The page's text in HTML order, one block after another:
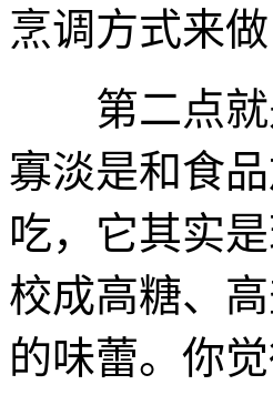
烹调方式来
第二点就
寡淡是和食
吃，它其实
校成高糖、
的味蕾。你